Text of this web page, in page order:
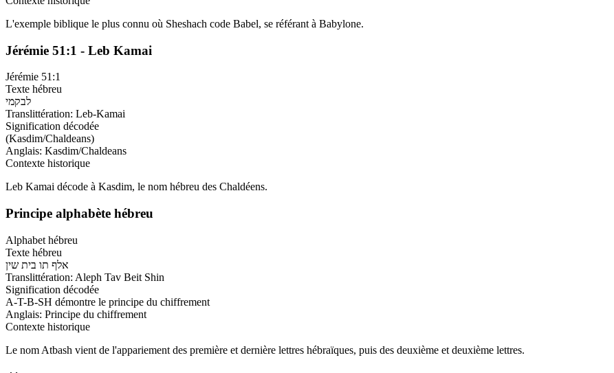
L'exemple biblique le plus connu où Sheshach code Babel, se référant à Babylone.
Jérémie 51:1 - Leb Kamai
Jérémie 51:1
Texte hébreu
לבקמי
Translittération: Leb-Kamai
Signification décodée
(Kasdim/Chaldeans)
Anglais: Kasdim/Chaldeans
Contexte historique
Leb Kamai décode à Kasdim, le nom hébreu des Chaldéens.
Principe alphabète hébreu
Alphabet hébreu
Texte hébreu
אלף תו בית שין
Translittération: Aleph Tav Beit Shin
Signification décodée
A-T-B-SH démontre le principe du chiffrement
Anglais: Principe du chiffrement
Contexte historique
Le nom Atbash vient de l'appariement des première et dernière lettres hébraïques, puis des deuxième et deuxième lettres.